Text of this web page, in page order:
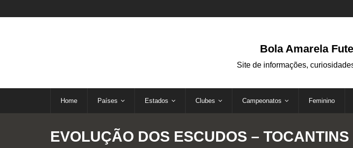
Bola Amarela
Site de informações,
Home Países Estados Clubes Campeonatos Feminino
EVOLUÇÃO DOS ESCUDOS – TOCANTINS